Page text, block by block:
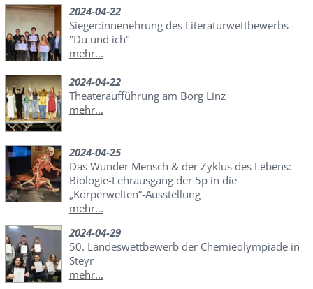
2024-04-22
Sieger:innenehrung des Literaturwettbewerbs -
"Du und ich"
mehr...
2024-04-22
Theateraufführung am Borg Linz
mehr...
2024-04-25
Das Wunder Mensch & der Zyklus des Lebens:
Biologie-Lehrausgang der 5p in die
„Körperwelten“-Ausstellung
mehr...
2024-04-29
50. Landeswettbewerb der Chemieolympiade in
Steyr
mehr...